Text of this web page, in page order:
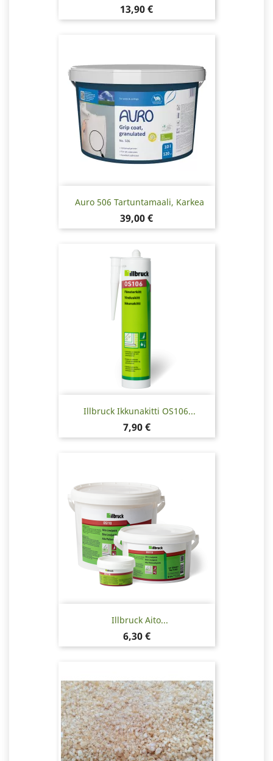
Hinta
13,90 €
Auro 506 Tartuntamaali, Karkea
Hinta
39,00 €
Illbruck Ikkunakitti OS106...
Hinta
7,90 €
Illbruck Aito...
Hinta
6,30 €